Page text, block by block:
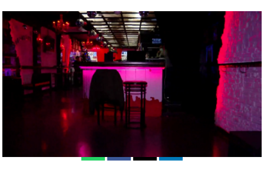
'Puntos violeta' en las discotecas para luchar contra las
agresiones sexuales |
Antena 3 Noticias
Pedro Jiménez
29 de julio de 2022, 13:04
Facebook
X